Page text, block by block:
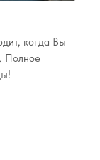
когда Вы
Полное